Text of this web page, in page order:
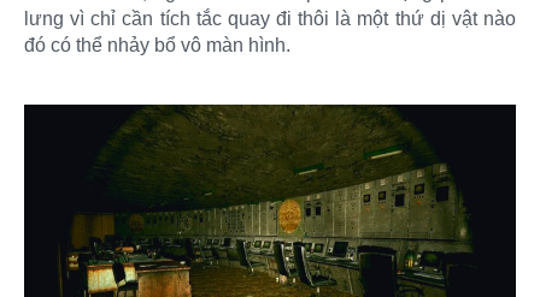
lưng vì chỉ cần tích tắc quay đi thôi là một thứ dị vật nào
đó có thể nhảy bổ vô màn hình.